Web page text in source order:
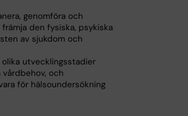
genomföra och
den fysiska, psykiska
av sjukdom och
utvecklingsstadier
och
för hälsoundersökning